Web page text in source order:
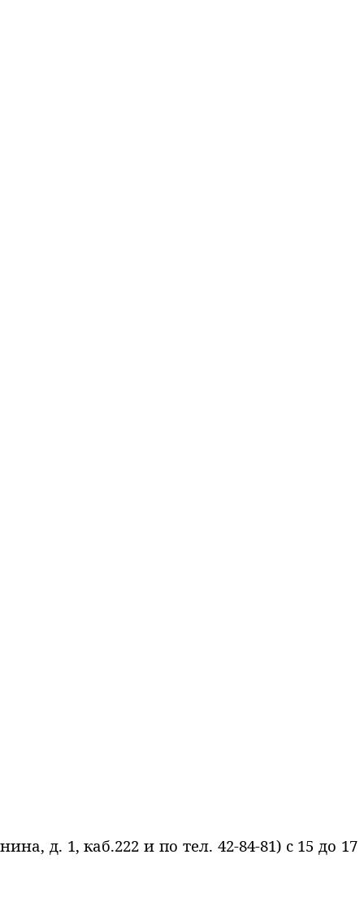
д. 1, каб.222 и по тел. 42-84-81) с 15 до 17